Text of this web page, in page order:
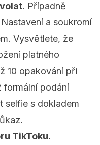
. Případně
a soukromí
Vysvětlete, že
platného
10 opakování při
formální podání
selfie s dokladem
TikToku.